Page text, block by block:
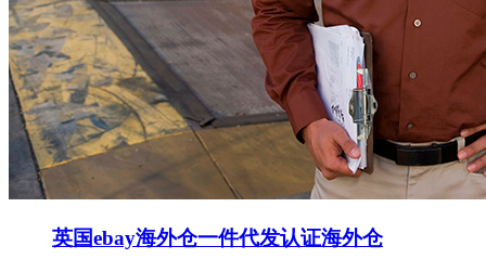
英国ebay海外仓一件代发认证海外仓